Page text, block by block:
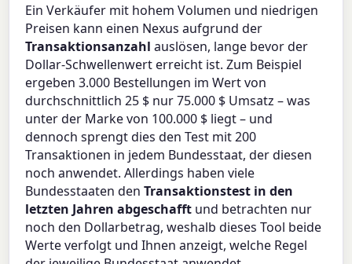
Ein Verkäufer mit hohem Volumen und niedrigen
Preisen kann einen Nexus aufgrund der
Transaktionsanzahl auslösen, lange bevor der
Dollar-Schwellenwert erreicht ist. Zum Beispiel
ergeben 3.000 Bestellungen im Wert von
durchschnittlich 25 $ nur 75.000 $ Umsatz – was
unter der Marke von 100.000 $ liegt – und
dennoch sprengt dies den Test mit 200
Transaktionen in jedem Bundesstaat, der diesen
noch anwendet. Allerdings haben viele
Bundesstaaten denTransaktionstest in den
letzten Jahren abgeschafft und betrachten nur
noch den Dollarbetrag, weshalb dieses Tool beide
Werte verfolgt und Ihnen anzeigt, welche Regel